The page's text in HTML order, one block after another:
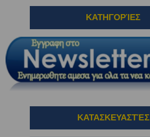
ΚΑΤΗΓΟΡΊΕΣ
ΚΑΤΑΣΚΕΥΑΣΤΈΣ